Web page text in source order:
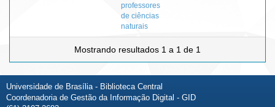
professores
de ciências
naturais
Mostrando resultados 1 a 1 de 1
Universidade de Brasília - Biblioteca Central
Coordenadoria de Gestão da Informação Digital - GID